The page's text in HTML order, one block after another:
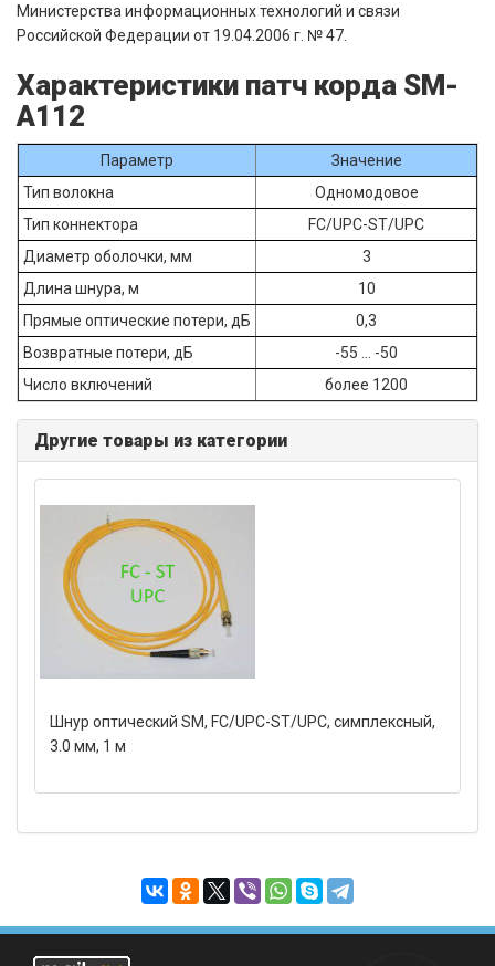
Министерства информационных технологий и связи
Российской Федерации от 19.04.2006 г. № 47.
Характеристики патч корда SM-
A112
Параметр
Значение
Тип волокна
Одномодовое
Тип коннектора
FC/UPC-ST/UPC
Диаметр оболочки, мм
3
Длина шнура, м
10
Прямые оптические потери, дБ
0,3
Возвратные потери, дБ
-55 ... -50
Число включений
более 1200
Другие товары из категории
Шнур оптический SM, FC/UPC-ST/UPC, симплексный,
3.0 мм, 1 м